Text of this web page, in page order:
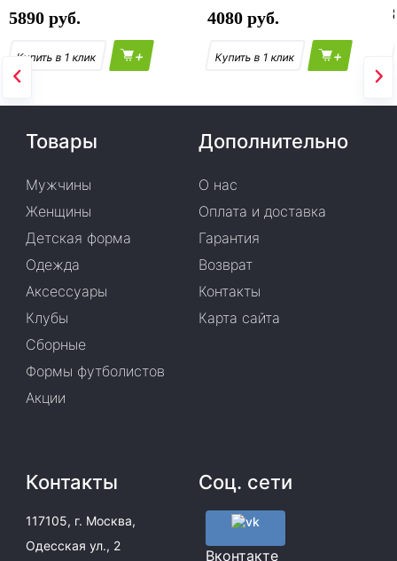
5890
+
4080
+
Товары
Мужчины
Женщины
Детская форма
Одежда
Аксессуары
Клубы
Сборные
Формы футболистов
Акции
Дополнительно
О нас
Оплата и доставка
Гарантия
Возврат
Контакты
Карта сайта
Контакты
117105, г. Москва,
Одесская ул., 2
Соц. сети
Вконтакте